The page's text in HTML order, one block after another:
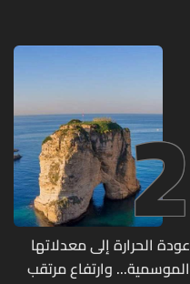
2
عودة الحرارة إلى معدلاتها
الموسمية... وارتفاع مرتقب